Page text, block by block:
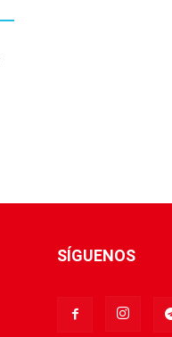
SÍGUENOS